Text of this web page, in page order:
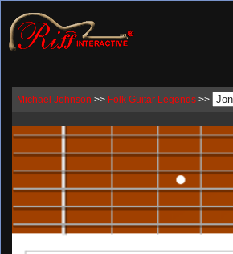
Michael Johnson >> Folk Guitar Legends >>